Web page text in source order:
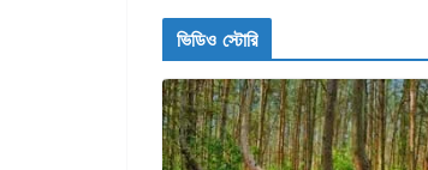
ভিডিও স্টোরি